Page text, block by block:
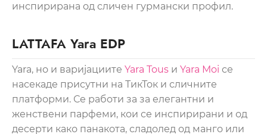
инспирирана од сличен гурмански профил.
LATTAFA Yara EDP
Yara, но и варијациите Yara Tous и Yara Moi се
насекаде присутни на ТикТок и сличните
платформи. Се работи за за елегантни и
женствени парфеми, кои се инспирирани и од
десерти како панакота, сладолед од манго или